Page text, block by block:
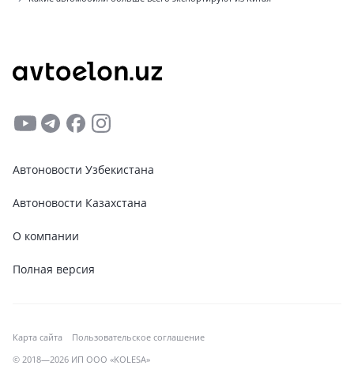
Автоновости Узбекистана
Автоновости Казахстана
О компании
Полная версия
Карта сайта
Пользовательское соглашение
© 2018—2026 ИП ООО «KOLESA»